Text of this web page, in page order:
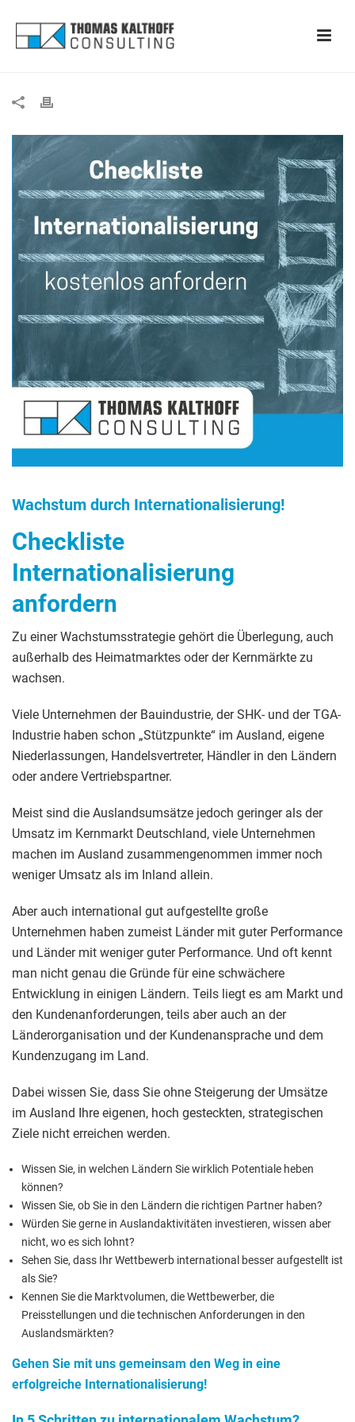
Wachstum durch Internationalisierung!
Checkliste
Internationalisierung
anfordern
Zu einer Wachstumsstrategie gehört die Überlegung, auch
außerhalb des Heimatmarktes oder der Kernmärkte zu
wachsen.
Viele Unternehmen der Bauindustrie, der SHK- und der TGA-
Industrie haben schon „Stützpunkte“ im Ausland, eigene
Niederlassungen, Handelsvertreter, Händler in den Ländern
oder andere Vertriebspartner.
Meist sind die Auslandsumsätze jedoch geringer als der
Umsatz im Kernmarkt Deutschland, viele Unternehmen
machen im Ausland zusammengenommen immer noch
weniger Umsatz als im Inland allein.
Aber auch international gut aufgestellte große
Unternehmen haben zumeist Länder mit guter Performance
und Länder mit weniger guter Performance. Und oft kennt
man nicht genau die Gründe für eine schwächere
Entwicklung in einigen Ländern. Teils liegt es am Markt und
den Kundenanforderungen, teils aber auch an der
Länderorganisation und der Kundenansprache und dem
Kundenzugang im Land.
Dabei wissen Sie, dass Sie ohne Steigerung der Umsätze
im Ausland Ihre eigenen, hoch gesteckten, strategischen
Ziele nicht erreichen werden.
Wissen Sie, in welchen Ländern Sie wirklich Potentiale heben
können?
Wissen Sie, ob Sie in den Ländern die richtigen Partner haben?
Würden Sie gerne in Auslandaktivitäten investieren, wissen aber
nicht, wo es sich lohnt?
Sehen Sie, dass Ihr Wettbewerb international besser aufgestellt ist
als Sie?
Kennen Sie die Marktvolumen, die Wettbewerber, die
Preisstellungen und die technischen Anforderungen in den
Auslandsmärkten?
Gehen Sie mit uns gemeinsam den Weg in eine
erfolgreiche Internationalisierung!